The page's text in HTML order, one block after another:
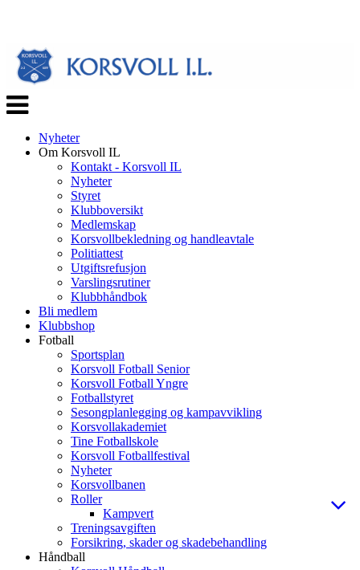
Veksle
navigasjon
Nyheter
Om Korsvoll IL
Kontakt - Korsvoll IL
Nyheter
Styret
Klubboversikt
Medlemskap
Korsvollbekledning og handleavtale
Politiattest
Utgiftsrefusjon
Varslingsrutiner
Klubbhåndbok
Bli medlem
Klubbshop
Fotball
Sportsplan
Korsvoll Fotball Senior
Korsvoll Fotball Yngre
Fotballstyret
Sesongplanlegging og kampavvikling
Korsvollakademiet
Tine Fotballskole
Korsvoll Fotballfestival
Nyheter
Korsvollbanen
Roller
Kampvert
Treningsavgiften
Forsikring, skader og skadebehandling
Håndball